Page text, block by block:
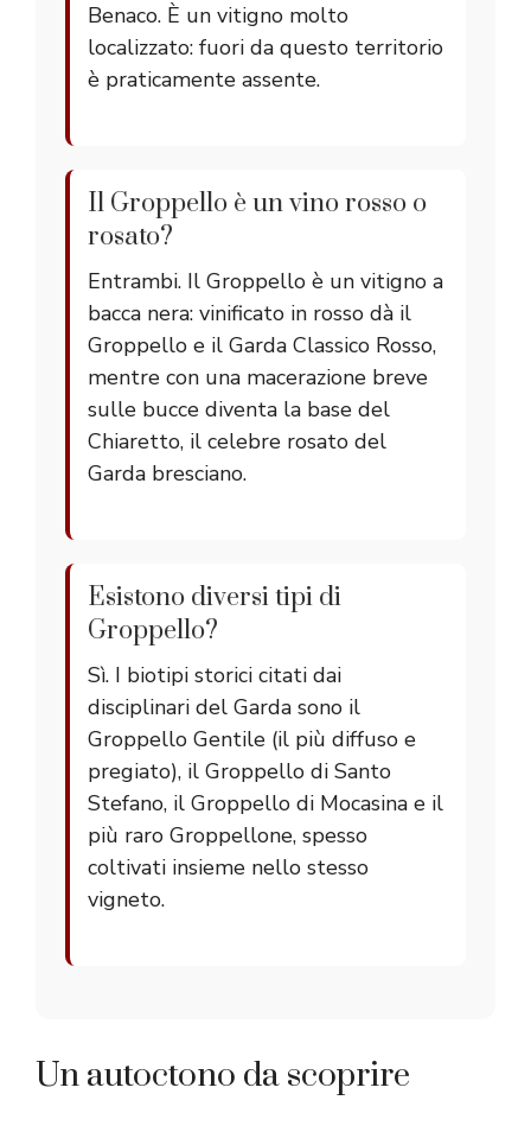
Benaco. È un vitigno molto
localizzato: fuori da questo territorio
è praticamente assente.
Il Groppello è un vino rosso o
rosato?
Entrambi. Il Groppello è un vitigno a
bacca nera: vinificato in rosso dà il
Groppello e il Garda Classico Rosso,
mentre con una macerazione breve
sulle bucce diventa la base del
Chiaretto, il celebre rosato del
Garda bresciano.
Esistono diversi tipi di
Groppello?
Sì. I biotipi storici citati dai
disciplinari del Garda sono il
Groppello Gentile (il più diffuso e
pregiato), il Groppello di Santo
Stefano, il Groppello di Mocasina e il
più raro Groppellone, spesso
coltivati insieme nello stesso
vigneto.
Un autoctono da scoprire